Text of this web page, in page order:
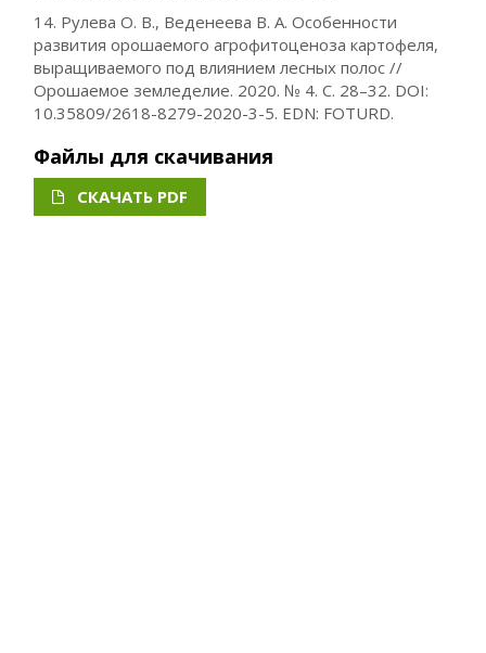
14. Рулева О. В., Веденеева В. А. Особенности
развития орошаемого агрофитоценоза картофеля,
выращиваемого под влиянием лесных полос //
Орошаемое земледелие. 2020. № 4. С. 28–32. DOI:
10.35809/2618-8279-2020-3-5. EDN: FOTURD.
Файлы для скачивания
СКАЧАТЬ PDF